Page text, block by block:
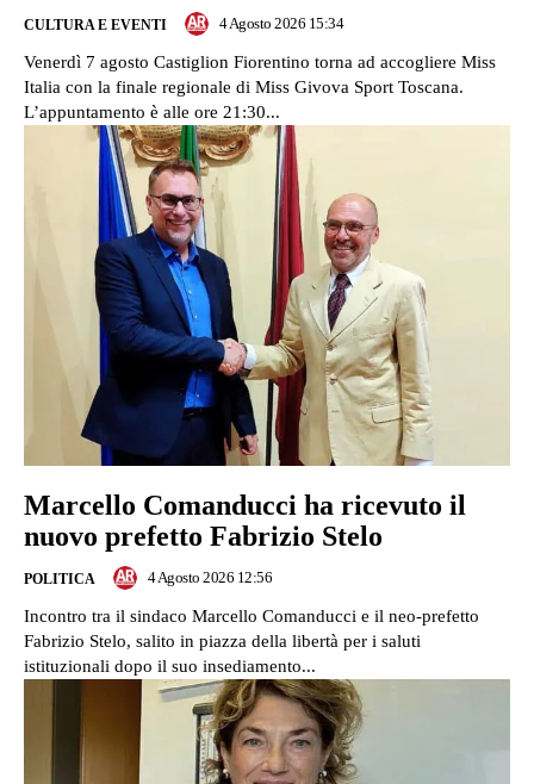
CULTURA E EVENTI 4 Agosto 2026 15:34
Venerdì 7 agosto Castiglion Fiorentino torna ad accogliere Miss
Italia con la finale regionale di Miss Givova Sport Toscana.
L’appuntamento è alle ore 21:30...
Marcello Comanducci ha ricevuto il
nuovo prefetto Fabrizio Stelo
POLITICA 4 Agosto 2026 12:56
Incontro tra il sindaco Marcello Comanducci e il neo-prefetto
Fabrizio Stelo, salito in piazza della libertà per i saluti
istituzionali dopo il suo insediamento...